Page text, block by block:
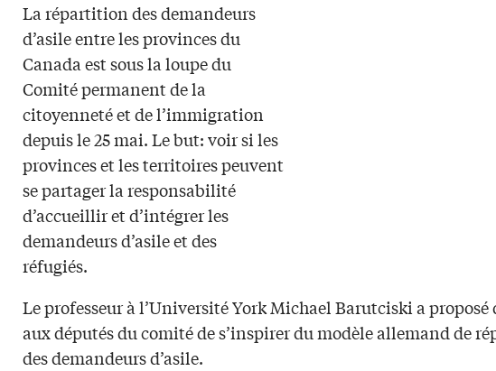
La répartition des demandeurs
d’asile entre les provinces du
Canada est sous la loupe du
Comité permanent de la
citoyenneté et de l’immigration
depuis le 25 mai. Le but: voir si les
provinces et les territoires peuvent
se partager la responsabilité
d’accueillir et d’intégrer les
demandeurs d’asile et des
réfugiés.
Le professeur à l’Université York Michael Barutciski a proposé
aux députés du comité de s’inspirer du modèle allemand de
des demandeurs d’asile.